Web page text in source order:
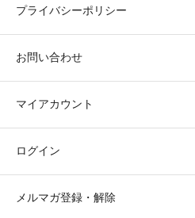
プライバシーポリシー
お問い合わせ
マイアカウント
ログイン
メルマガ登録・解除